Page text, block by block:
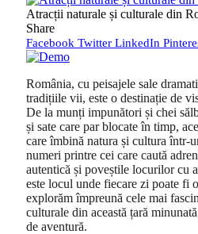
Atracții naturale și culturale din
Share
Facebook Twitter LinkedIn
România, cu peisajele sale
tradițiile vii, este o destinație de
De la munți impunători și chei
și sate care par blocate în timp,
care îmbină natura și cultura într-
numeri printre cei care caută
autentică și poveștile locurilor cu
este locul unde fiecare zi poate fi
explorăm împreună cele mai
culturale din această țară
de aventură.